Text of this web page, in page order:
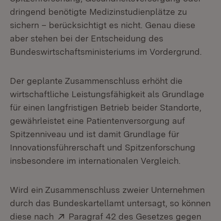
dringend benötigte Medizinstudienplätze zu
sichern – berücksichtigt es nicht. Genau diese
aber stehen bei der Entscheidung des
Bundeswirtschaftsministeriums im Vordergrund.
Der geplante Zusammenschluss erhöht die
wirtschaftliche Leistungsfähigkeit als Grundlage
für einen langfristigen Betrieb beider Standorte,
gewährleistet eine Patientenversorgung auf
Spitzenniveau und ist damit Grundlage für
Innovationsführerschaft und Spitzenforschung
insbesondere im internationalen Vergleich.
Wird ein Zusammenschluss zweier Unternehmen
durch das Bundeskartellamt untersagt, so können
diese nach
Extern:
Paragraf 42 des Gesetzes gegen